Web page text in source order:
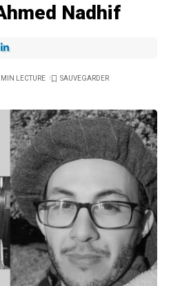
Nadhif
LECTURE